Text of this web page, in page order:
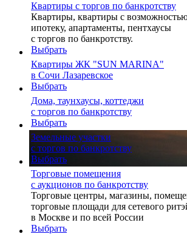
Квартиры с торгов по банкротству
Квартиры, квартиры с
ипотеку, апартаменты, пентхаусы
с торгов по банкротству.
Выбрать
Квартиры ЖК "SUN MARINA"
в Сочи Лазаревское
Выбрать
Дома, таунхаусы, коттеджи
с торгов по банкротству
Выбрать
Земельные участки
с торгов по банкротству
Выбрать
Торговые помещения
с аукционов по банкротству
Торговые центры, магазины,
торговые площади для сетевого
в Москве и по всей России
Выбрать